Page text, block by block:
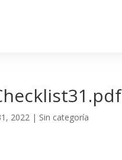
2022 | Sin categoría